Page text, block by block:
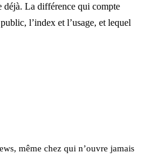
déjà. La différence qui compte
l’index et l’usage, et lequel
même chez qui n’ouvre jamais